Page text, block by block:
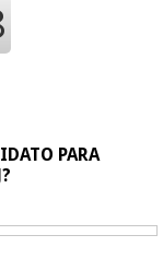
PARA